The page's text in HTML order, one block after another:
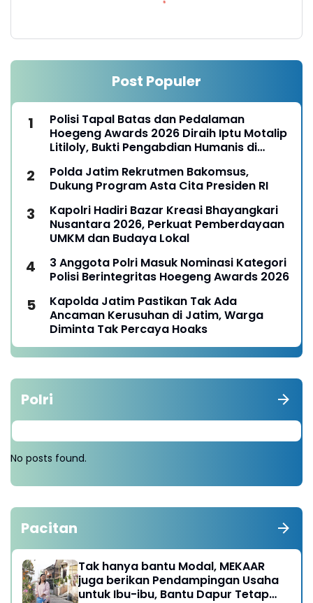
Post Populer
Polisi Tapal Batas dan Pedalaman
Hoegeng Awards 2026 Diraih Iptu Motalip
Litiloly, Bukti Pengabdian Humanis di
Polda Jatim Rekrutmen Bakomsus,
Dukung Program Asta Cita Presiden RI
Kapolri Hadiri Bazar Kreasi Bhayangkari
Nusantara 2026, Perkuat Pemberdayaan
UMKM dan Budaya Lokal
3 Anggota Polri Masuk Nominasi Kategori
Polisi Berintegritas Hoegeng Awards 2026
Kapolda Jatim Pastikan Tak Ada
Ancaman Kerusuhan di Jatim, Warga
Diminta Tak Percaya Hoaks
Polri
No posts found.
Pacitan
Tak hanya bantu Modal, MEKAAR
juga berikan Pendampingan Usaha
untuk Ibu-ibu, Bantu Dapur Tetap